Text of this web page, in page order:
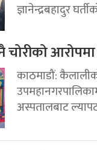
ज्ञानेन्द्रबहादुर
काठमाडौं:
अस्पतालबाट